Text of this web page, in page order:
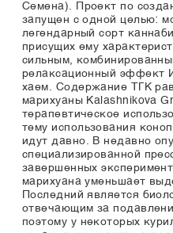
Семена). Проект по
запущен с одной целью:
легендарный сорт
присущих ему
сильным,
релаксационный эффект
хаем. Содержание ТГК
марихуаны Kalashnikova
терапевтическое
тему использования
идут давно. В недавно
специализированной
завершенных
марихуана уменьшает
Последний является
отвечающим за
поэтому у некоторых